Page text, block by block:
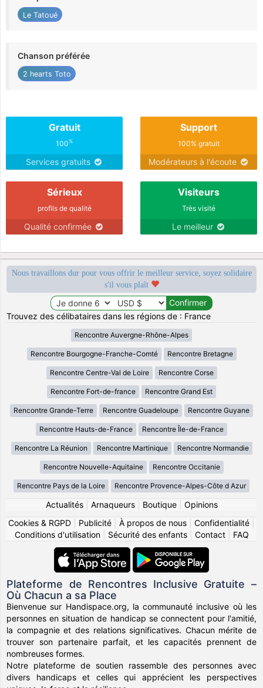
Le Tatoué
Chanson préférée
2 hearts Toto
Gratuit
100%
Services gratuits
Support
100% gratuit
Modérateurs à l'écoute
Sérieux
profils de qualité
Qualité confirmée
Visiteurs
Très visité
Le meilleur
Nous travaillons dur pour vous offrir le meilleur service, soyez solidaire
s'il vous plaît
Trouvez des célibataires dans les régions de : France
Rencontre Auvergne-Rhône-Alpes
Rencontre Bourgogne-Franche-Comté Rencontre Bretagne
Rencontre Centre-Val de Loire Rencontre Corse
Rencontre Fort-de-france Rencontre Grand Est
Rencontre Grande-Terre Rencontre Guadeloupe Rencontre Guyane
Rencontre Hauts-de-France Rencontre Île-de-France
Rencontre La Réunion Rencontre Martinique Rencontre Normandie
Rencontre Nouvelle-Aquitaine Rencontre Occitanie
Rencontre Pays de la Loire Rencontre Provence-Alpes-Côte d Azur
Actualités| Arnaqueurs| Boutique| Opinions
Cookies & RGPD
Publicité À propos de nous Confidentialité
Conditions d'utilisation| Sécurité des enfants| Contact| FAQ
Plateforme de Rencontres Inclusive Gratuite –
Où Chacun a sa Place
Bienvenue sur Handispace.org, la communauté inclusive où les
personnes en situation de handicap se connectent pour l'amitié,
la compagnie et des relations significatives. Chacun mérite de
trouver son partenaire parfait, et les capacités prennent de
nombreuses formes.
Notre plateforme de soutien rassemble des personnes avec
divers handicaps et celles qui apprécient les perspectives